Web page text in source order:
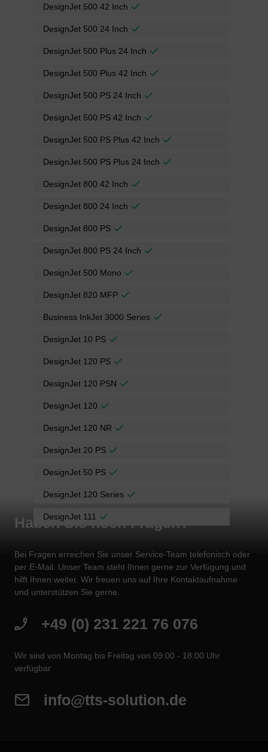
DesignJet 500 42 Inch
DesignJet 500 24 Inch
DesignJet 500 Plus 24 Inch
DesignJet 500 Plus 42 Inch
DesignJet 500 PS 24 Inch
DesignJet 500 PS 42 Inch
DesignJet 500 PS Plus 42 Inch
DesignJet 500 PS Plus 24 Inch
DesignJet 800 42 Inch
DesignJet 800 24 Inch
DesignJet 800 PS
DesignJet 800 PS 24 Inch
DesignJet 500 Mono
DesignJet 820 MFP
Business InkJet 3000 Series
DesignJet 10 PS
DesignJet 120 PS
DesignJet 120 PSN
DesignJet 120
DesignJet 120 NR
DesignJet 20 PS
DesignJet 50 PS
DesignJet 120 Series
DesignJet 111
Haben Sie noch Fragen?
Bei Fragen erreichen Sie unser Service-Team telefonisch oder
per E-Mail. Unser Team steht Ihnen gerne zur Verfügung und
hilft Ihnen weiter. Wir freuen uns auf Ihre Kontaktaufnahme
und unterstützen Sie gerne.
+49 (0) 231 221 76 076
Wir sind von Montag bis Freitag von 09:00 - 18:00 Uhr
verfügbar
info@tts-solution.de